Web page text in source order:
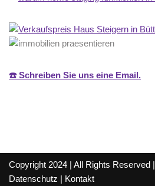
☎️ Schreiben Sie uns eine Email.
Copyright 2024 | All Rights Reserved |
Datenschutz | Kontakt